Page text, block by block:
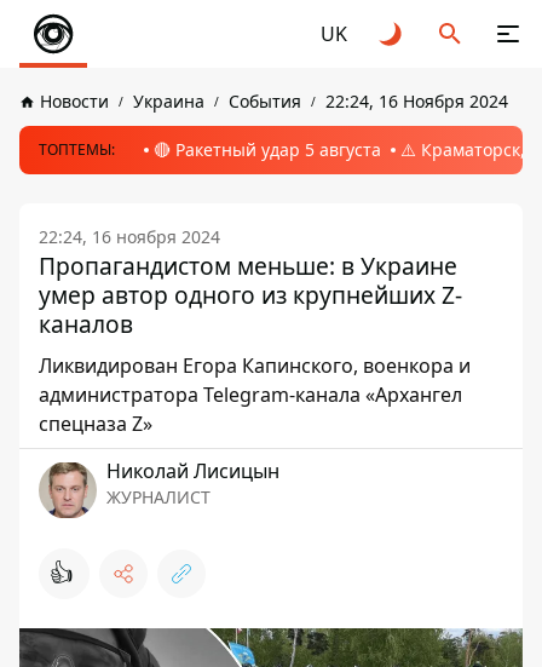
UK
Новости Украина События 22:24, 16 Ноября 2024
ТОПТЕМЫ: 🔴 Ракетный удар 5 августа ⚠️ Краматорск,
22:24, 16 ноября 2024
Пропагандистом меньше: в Украине
умер автор одного из крупнейших Z-
каналов
Ликвидирован Егора Капинского, военкора и
администратора Telegram-канала «Архангел
спецназа Z»
Николай Лисицын
ЖУРНАЛИСТ
👍